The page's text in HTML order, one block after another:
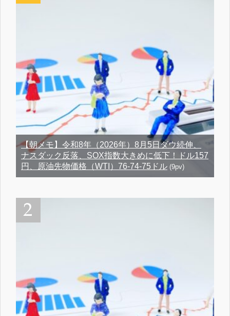
【朝メモ】令和8年（2026年）8月5日ダウ続伸、
ナスダック反落、SOX指数大きめに低下！ドル157
円、原油先物価格（WTI）76-74-75ドル (9pv)